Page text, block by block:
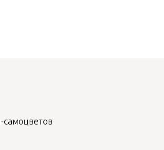
самоцветов